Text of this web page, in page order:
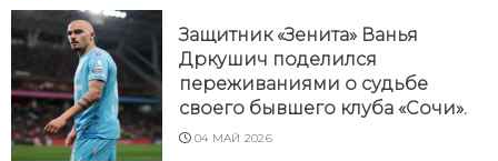
Защитник «Зенита» Ванья
Дркушич поделился
переживаниями о судьбе
своего бывшего клуба «Сочи».
04 МАЙ 2026